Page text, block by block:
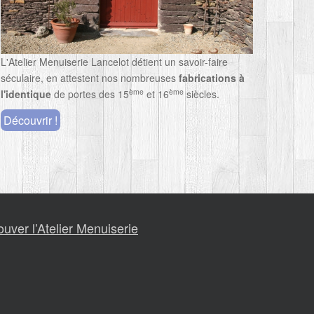
L'Atelier Menuiserie Lancelot détient un savoir-faire
séculaire, en attestent nos nombreuses fabrications à
l'identique de portes des 15ème et 16ème siècles.
Découvrir !
l’Atelier Menuiserie